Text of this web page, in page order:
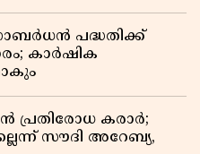
പദ്ധതിക്ക്
കാർഷിക
പ്രതിരോധ കരാർ;
സൗദി അറേബ്യ,